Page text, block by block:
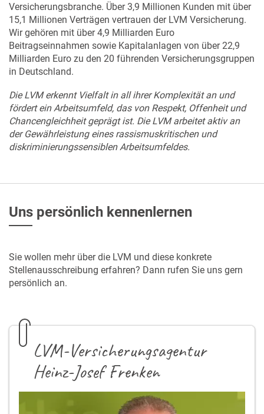
Versicherungsbranche. Über 3,9 Millionen Kunden mit über
15,1 Millionen Verträgen vertrauen der LVM Versicherung.
Wir gehören mit über 4,9 Milliarden Euro
Beitragseinnahmen sowie Kapitalanlagen von über 22,9
Milliarden Euro zu den 20 führenden Versicherungsgruppen
in Deutschland.
Die LVM erkennt Vielfalt in all ihrer Komplexität an und
fördert ein Arbeitsumfeld, das von Respekt, Offenheit und
Chancengleichheit geprägt ist. Die LVM arbeitet aktiv an
der Gewährleistung eines rassismuskritischen und
diskriminierungssensiblen Arbeitsumfeldes.
Uns persönlich kennenlernen
Sie wollen mehr über die LVM und diese konkrete
Stellenausschreibung erfahren? Dann rufen Sie uns gern
persönlich an.
LVM-Versicherungsagentur
Heinz-Josef Frenken